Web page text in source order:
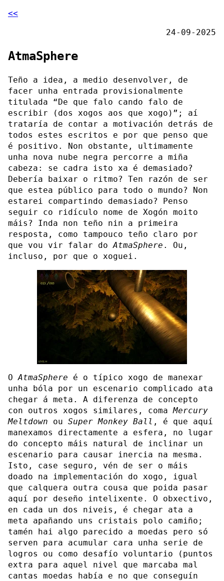
<<
24-09-2025
AtmaSphere
Teño a idea, a medio desenvolver, de
facer unha entrada provisionalmente
titulada “De que falo cando falo de
escribir (dos xogos aos que xogo)”; aí
trataría de contar a motivación detrás de
todos estes escritos e por que penso que
é positivo. Non obstante, ultimamente
unha nova nube negra percorre a miña
cabeza: se cadra isto xa é demasiado?
Debería baixar o ritmo? Ten razón de ser
que estea público para todo o mundo? Non
estarei compartindo demasiado? Penso
seguir co ridículo nome de Xogón moito
máis? Inda non teño nin a primeira
resposta, como tampouco teño claro por
que vou vir falar doAtmaSphere . Ou,
incluso, por que o xoguei.
OAtmaSphere é o típico xogo de manexar
unha bóla por un escenario complicado ata
chegar á meta. A diferenza de concepto
con outros xogos similares, comaMercury
Meltdown ou Super Monkey Ball , é que aquí
manexamos directamente a esfera, no lugar
do concepto máis natural de inclinar un
escenario para causar inercia na mesma.
Isto, case seguro, vén de ser o máis
doado na implementación do xogo, igual
que calquera outra cousa que poida pasar
aquí por deseño intelixente. O obxectivo,
en cada un dos niveis, é chegar ata a
meta apañando uns cristais polo camiño;
tamén hai algo parecido a moedas pero só
serven para acumular cara unha serie de
logros ou como desafío voluntario (puntos
extra para aquel nivel que marcaba mal
cantas moedas había e no que conseguín